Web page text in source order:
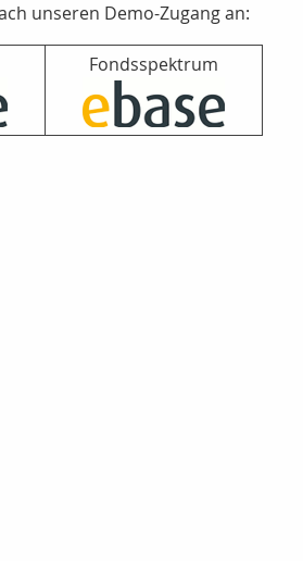
unseren Demo-Zugang an:
Fondsspektrum